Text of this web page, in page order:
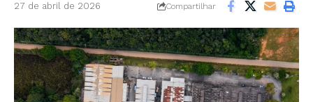
27 de abril de 2026 Compartilhar